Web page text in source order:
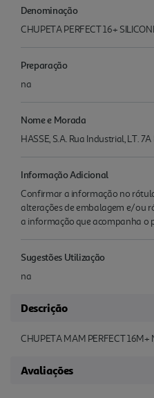
Denominação
CHUPETA PERFECT 16+
Preparação
na
Nome e Morada
HASSE, S.A. Rua Industrial, LT.
Informação Adicional
Confirmar a informação no
alterações de embalagem e/ou
a informação que acompanha o
Sugestões Utilização
na
Descrição
CHUPETA MAM PERFECT 16M+
Avaliações